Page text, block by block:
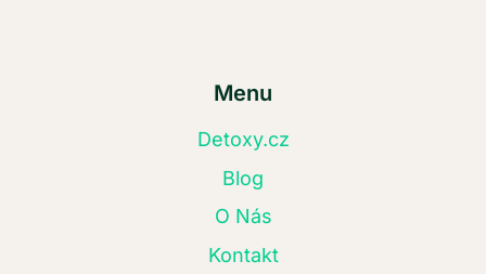
Menu
Detoxy.cz
Blog
O Nás
Kontakt